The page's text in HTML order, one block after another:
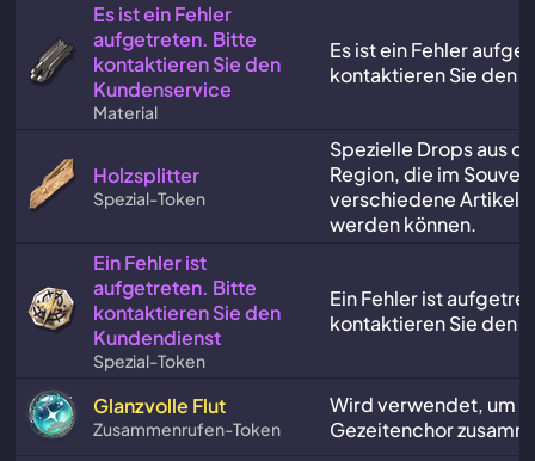
Es ist ein Fehler
aufgetreten. Bitte
kontaktieren Sie den
Kundenservice
Material
Es ist ein Fehler
kontaktieren Sie den
Holzsplitter
Spezial-Token
Spezielle Drops aus
Region, die im
verschiedene Artikel
werden können.
Ein Fehler ist
aufgetreten. Bitte
kontaktieren Sie den
Kundendienst
Spezial-Token
Ein Fehler ist
kontaktieren Sie den
Glanzvolle Flut
Zusammenrufen-Token
Wird verwendet, um
Gezeitenchor